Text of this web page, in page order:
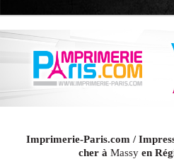
Imprimerie-Paris.com /
cher à Massy en